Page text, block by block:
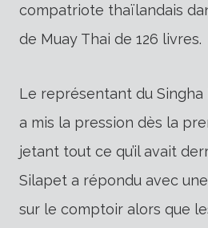
compatriote thaïlandais
de Muay Thai de 126 livres.
Le représentant du Singha
a mis la pression dès la
jetant tout ce qu’il avait
Silapet a répondu avec
sur le comptoir alors que